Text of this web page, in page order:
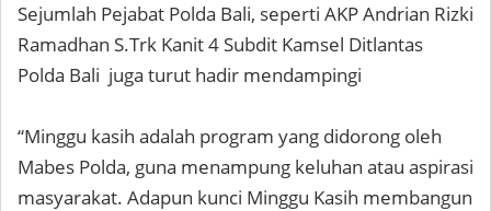
Sejumlah Pejabat Polda Bali, seperti AKP Andrian Rizki
Ramadhan S.Trk Kanit 4 Subdit Kamsel Ditlantas
Polda Bali juga turut hadir mendampingi
“Minggu kasih adalah program yang didorong oleh
Mabes Polda, guna menampung keluhan atau aspirasi
masyarakat. Adapun kunci Minggu Kasih membangun